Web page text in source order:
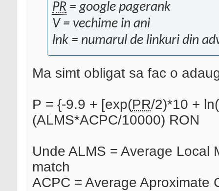
PR = google pagerank
V = vechime in ani
lnk = numarul de linkuri din
Ma simt obligat sa fac o
P = {-9.9 + [exp(PR/2)*10 +
(ALMS*ACPC/10000) RON
Unde ALMS = Average Local
match
ACPC = Average Aproximate